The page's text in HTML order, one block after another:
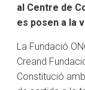
al Centre de
es posen a la
La Fundació
Creand
Constitució